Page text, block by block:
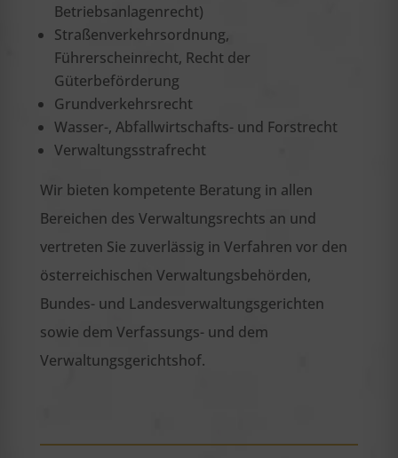
Betriebsanlagenrecht)
Straßenverkehrsordnung,
Führerscheinrecht, Recht der
Güterbeförderung
Grundverkehrsrecht
Wasser-, Abfallwirtschafts- und Forstrecht
Verwaltungsstrafrecht
Wir bieten kompetente Beratung in allen
Bereichen des Verwaltungsrechts an und
vertreten Sie zuverlässig in Verfahren vor den
österreichischen Verwaltungsbehörden,
Bundes- und Landesverwaltungsgerichten
sowie dem Verfassungs- und dem
Verwaltungsgerichtshof.